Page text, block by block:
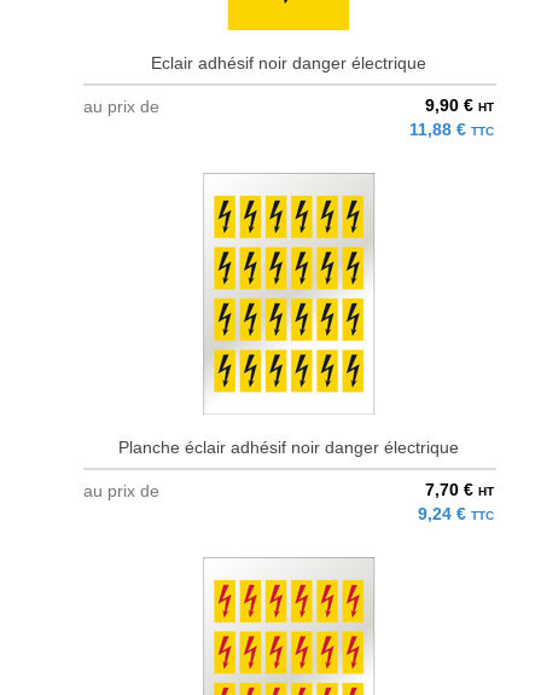
Eclair adhésif noir danger électrique
au prix de 9,90 € HT
11,88 € TTC
Planche éclair adhésif noir danger électrique
au prix de 7,70 € HT
9,24 € TTC